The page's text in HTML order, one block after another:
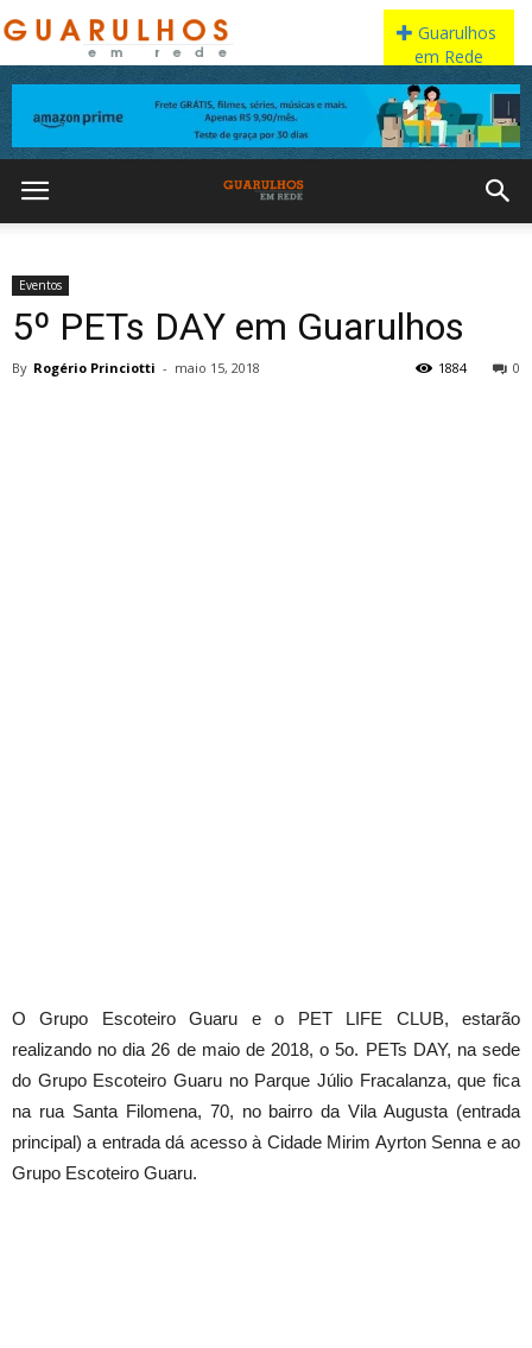
Eventos
5º PETs DAY em Guarulhos
By Rogério Princiotti - maio 15, 2018 0
1884
O Grupo Escoteiro Guaru e o PET LIFE CLUB, estarão
realizando no dia 26 de maio de 2018, o 5o. PETs DAY, na sede
do Grupo Escoteiro Guaru no Parque Júlio Fracalanza, que fica
na rua Santa Filomena, 70, no bairro da Vila Augusta (entrada
principal) a entrada dá acesso à Cidade Mirim Ayrton Senna e ao
Grupo Escoteiro Guaru.